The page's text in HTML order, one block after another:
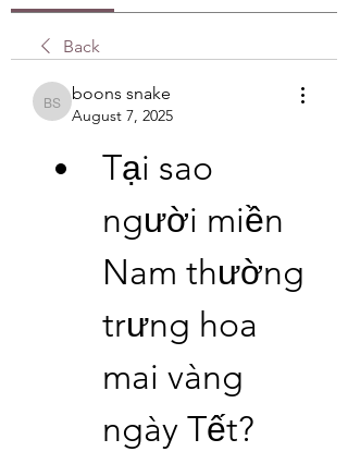
Back
boons snake
boons snake
August 7, 2025
Tại sao
người miền
Nam thường
trưng hoa
mai vàng
ngày Tết?